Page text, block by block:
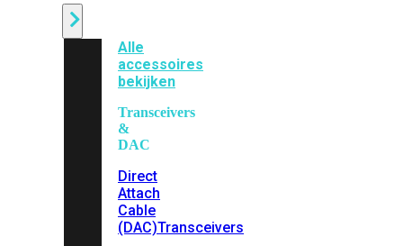
Alle
accessoires
bekijken
Transceivers
&
DAC
Direct
Attach
Cable
(DAC)Transceivers